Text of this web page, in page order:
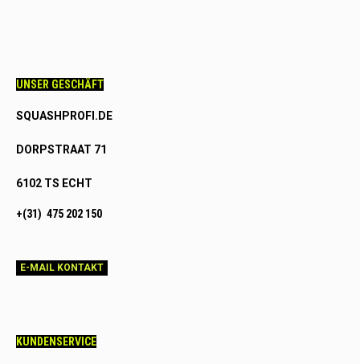
UNSER GESCHÄFT
SQUASHPROFI.DE
DORPSTRAAT 71
6102 TS ECHT
+(31) 475 202 150
E-MAIL KONTAKT
KUNDENSERVICE